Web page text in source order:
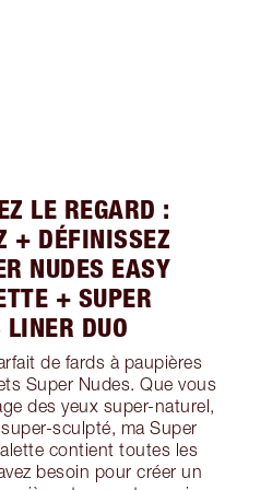
LE REGARD :
+ DÉFINISSEZ
NUDES EASY
+ SUPER
LINER DUO
de fards à paupières
Super Nudes. Que vous
des yeux super-naturel,
sculpté, ma Super
contient toutes les
besoin pour créer un